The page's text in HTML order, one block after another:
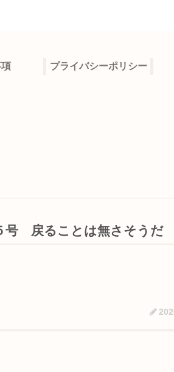
プライバシーポリシー
号 戻ることは無さそうだ